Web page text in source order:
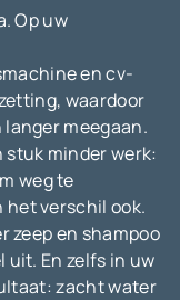
Op uw
en cv-
waardoor
meegaan.
minder werk:
weg te
het verschil ook.
zeep en shampoo
uit. En zelfs in uw
zacht water